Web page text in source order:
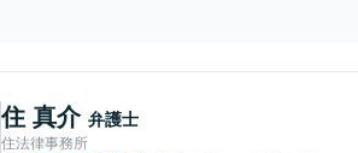
定／診断書の作成〜認定申請
と交渉し、最大限の賠償金獲
住 真介 弁護士
住法律事務所